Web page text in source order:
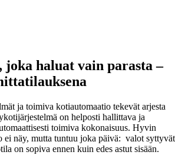
haluat vain parasta –
ja toimiva kotiautomaatio tekevät arjesta
on helposti hallittava ja
toimiva kokonaisuus. Hyvin
ei näy, mutta tuntuu joka päivä: valot syttyvät
on sopiva ennen kuin edes astut sisään.